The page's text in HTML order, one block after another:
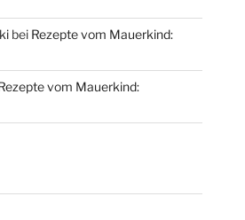
bei Rezepte vom Mauerkind:
vom Mauerkind: